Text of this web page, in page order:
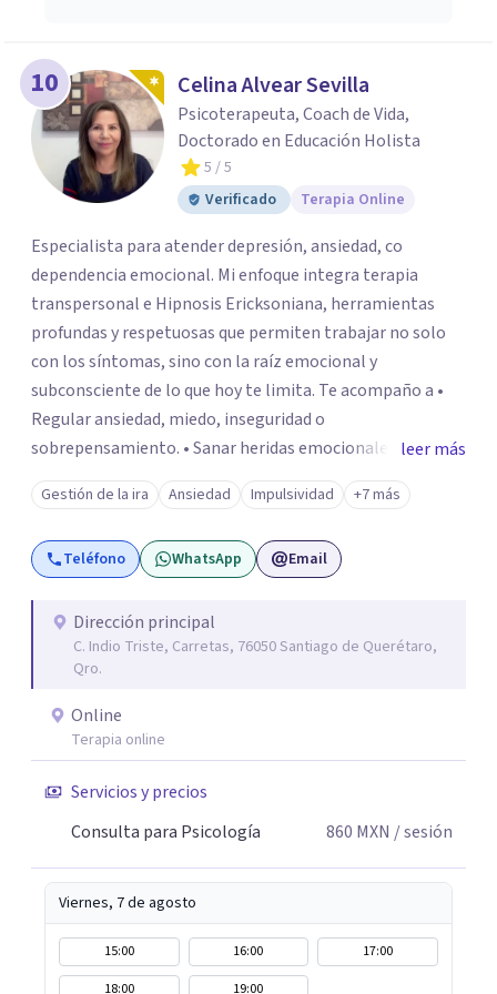
10 Celina Alvear Sevilla
Psicoterapeuta, Coach de Vida,
Doctorado en Educación Holista
5 / 5
Verificado
Terapia Online
Especialista para atender depresión, ansiedad, co
dependencia emocional. Mi enfoque integra terapia
transpersonal e Hipnosis Ericksoniana, herramientas
profundas y respetuosas que permiten trabajar no solo
con los síntomas, sino con la raíz emocional y
subconsciente de lo que hoy te limita. Te acompaño a •
Regular ansiedad, miedo, inseguridad o
sobrepensamiento. • Sanar heridas emocionales y
fortalecer tu autoestima. . Comprender por qué repites
ciertos patrones o emociones. Puedes superar lo que te
preocupa y lograr tus objetivos más pronto de lo que
imaginas. Contáctame por Wahtsapp. Puedo ayudarte.
leer más
Gestión de la ira Ansiedad Impulsividad +7 más
Teléfono WhatsApp Email
Dirección principal
C. Indio Triste, Carretas, 76050 Santiago de Querétaro,
Qro.
Online
Terapia online
Servicios y precios
Consulta para Psicología
860 MXN / sesión
Viernes, 7 de agosto
15:00 16:00
17:00
18:00
19:00